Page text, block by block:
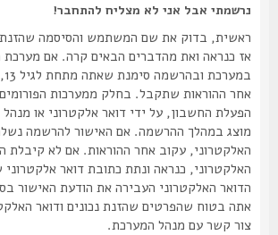
נרשמתי אבל אני לא מצליח להתחבר!
ראשית, בדוק את שם המשתמש והסיסמה שהזנת. אם
במערכת ובהרשמה
אחר ההוראות שתקבל. בחלק ממערכות הפורומים
הפעלת החשבון, על ידי דואר אלקטרוני או מנהל
מוצג במהלך ההרשמה. אם האישור להרשמה נשלח
האלקטרוני, עקוב אחר ההוראות. אם לא קיבלת
האלקטרוני, כנראה ונתת כתובת דואר אלקטרוני
הדואר האלקטרוני העבירה את הודעת האישור
אתה בטוח שהפרטים שהזנת נכונים ודואר האלקטרוני
צור קשר עם מנהל המערכת.